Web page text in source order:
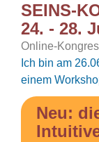
SEINS-
24. - 28.
Online-
Ich bin am
einem
Neu: